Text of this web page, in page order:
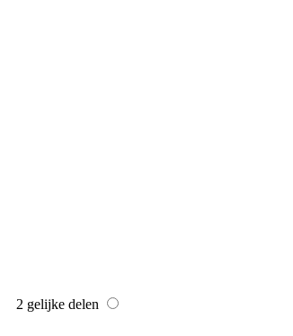
2 gelijke delen